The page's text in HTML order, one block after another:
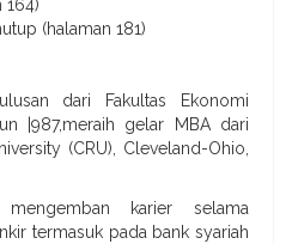
164)
(halaman 181)
dari Fakultas Ekonomi
|987,meraih gelar MBA dari
(CRU), Cleveland-Ohio,
mengemban karier selama
termasuk pada bank syariah